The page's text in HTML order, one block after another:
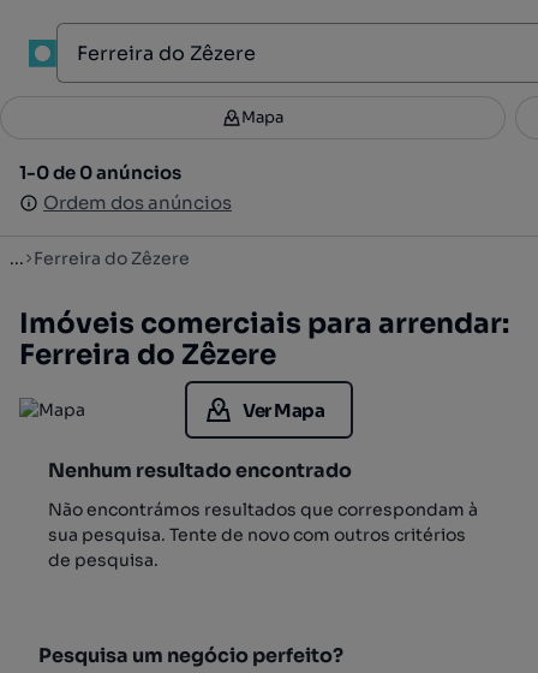
Filtros 3
1-0 de 0 anúncios
Ordem dos anúncios
Mapa
1-0 de 0 anúncios
Ordem dos anúncios
... Ferreira do Zêzere
Imóveis comerciais para arrendar:
Ferreira do Zêzere
Ver Mapa
Nenhum resultado encontrado
Não encontrámos resultados que correspondam à
sua pesquisa. Tente de novo com outros critérios
de pesquisa.
Pesquisa um negócio perfeito?